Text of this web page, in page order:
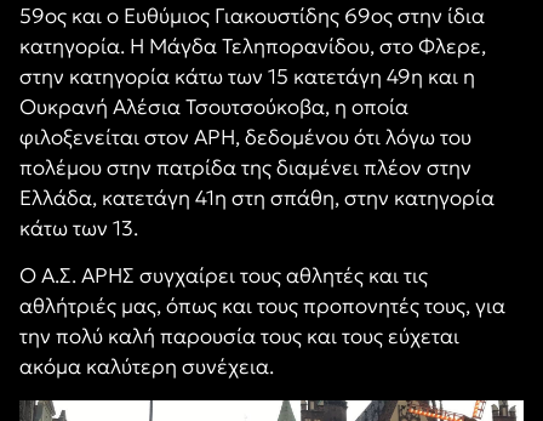
59ος και ο Ευθύμιος Γιακουστίδης 69ος στην ίδια
κατηγορία. Η Μάγδα Τεληπορανίδου, στο Φλερε,
στην κατηγορία κάτω των 15 κατετάγη 49η και η
Ουκρανή Αλέσια Τσουτσούκοβα, η οποία
φιλοξενείται στον ΑΡΗ, δεδομένου ότι λόγω του
πολέμου στην πατρίδα της διαμένει πλέον στην
Ελλάδα, κατετάγη 41η στη σπάθη, στην κατηγορία
κάτω των 13.
Ο Α.Σ. ΑΡΗΣ συγχαίρει τους αθλητές και τις
αθλήτριές μας, όπως και τους προπονητές τους, για
την πολύ καλή παρουσία τους και τους εύχεται
ακόμα καλύτερη συνέχεια.